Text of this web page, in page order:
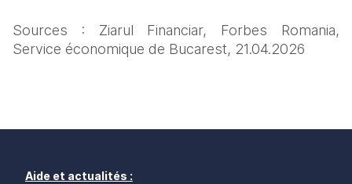
Sources : Ziarul Financiar, Forbes Romania,
Service économique de Bucarest, 21.04.2026
Aide et actualités :